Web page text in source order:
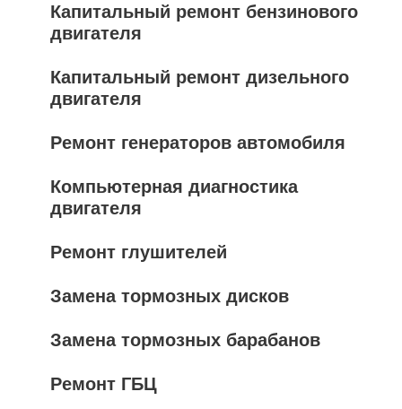
Капитальный ремонт бензинового
двигателя
Капитальный ремонт дизельного
двигателя
Ремонт генераторов автомобиля
Компьютерная диагностика
двигателя
Ремонт глушителей
Замена тормозных дисков
Замена тормозных барабанов
Ремонт ГБЦ